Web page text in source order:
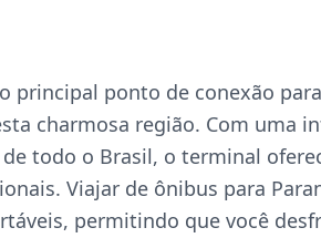
principal ponto de conexão
charmosa região. Com uma
todo o Brasil, o terminal
Viajar de ônibus para
permitindo que você